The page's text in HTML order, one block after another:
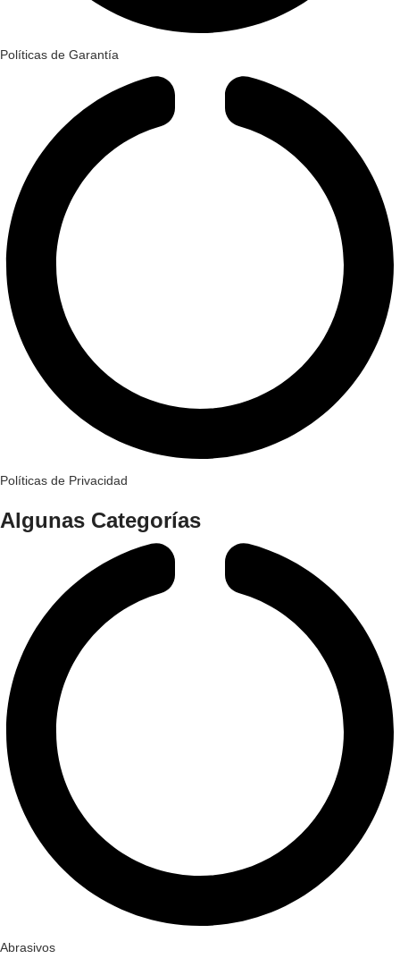
Políticas de Garantía
Políticas de Privacidad
Algunas Categorías
Abrasivos